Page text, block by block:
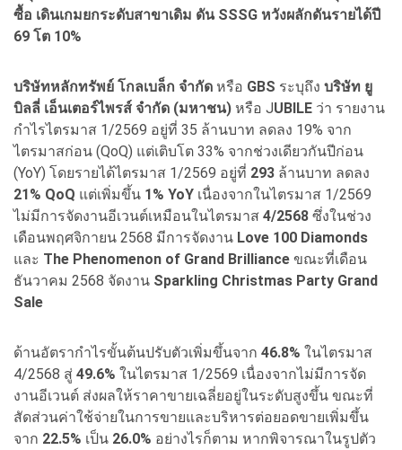
ซื้อ เดินเกมยกระดับสาขาเดิม ดัน SSSG หวังผลักดันรายได้ปี
69 โต 10%
บริษัทหลักทรัพย์ โกลเบล็ก จำกัด หรือ GBS ระบุถึง บริษัท ยู
บิลลี่ เอ็นเตอร์ไพรส์ จำกัด (มหาชน) หรือ JUBILE ว่า รายงาน
กำไรไตรมาส 1/2569 อยู่ที่ 35 ล้านบาท ลดลง 19% จาก
ไตรมาสก่อน (QoQ) แต่เติบโต 33% จากช่วงเดียวกันปีก่อน
(YoY) โดยรายได้ไตรมาส 1/2569 อยู่ที่ 293 ล้านบาท ลดลง
21% QoQ แต่เพิ่มขึ้น 1% YoY เนื่องจากในไตรมาส 1/2569
ไม่มีการจัดงานอีเวนต์เหมือนในไตรมาส 4/2568 ซึ่งในช่วง
เดือนพฤศจิกายน 2568 มีการจัดงาน Love 100 Diamonds
และ The Phenomenon of Grand Brilliance ขณะที่เดือน
ธันวาคม 2568 จัดงาน Sparkling Christmas Party Grand
Sale
ด้านอัตรากำไรขั้นต้นปรับตัวเพิ่มขึ้นจาก 46.8% ในไตรมาส
4/2568 สู่ 49.6% ในไตรมาส 1/2569 เนื่องจากไม่มีการจัด
งานอีเวนต์ ส่งผลให้ราคาขายเฉลี่ยอยู่ในระดับสูงขึ้น ขณะที่
สัดส่วนค่าใช้จ่ายในการขายและบริหารต่อยอดขายเพิ่มขึ้น
จาก 22.5% เป็น 26.0% อย่างไรก็ตาม หากพิจารณาในรูปตัว